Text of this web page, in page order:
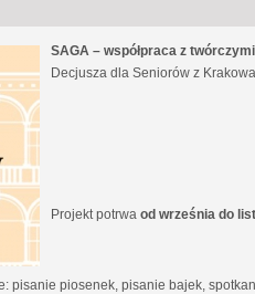
SAGA – współpraca z
Decjusza dla Seniorów z
Projekt potrwa od września do
pisanie piosenek, pisanie bajek,